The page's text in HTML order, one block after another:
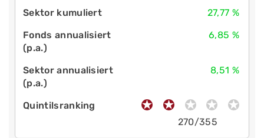
27,77 %
6,85 %
8,51 %
270/355